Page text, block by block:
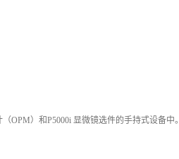
OPM）和P5000i 显微镜选件的手持式设备中。